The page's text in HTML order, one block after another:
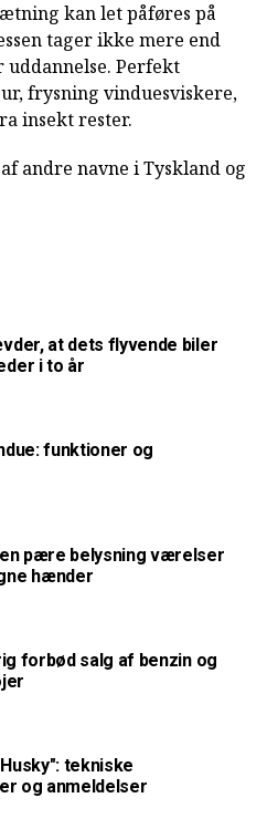
kan let påføres på
tager ikke mere end
uddannelse. Perfekt
frysning vinduesviskere,
insekt rester.
andre navne i Tyskland og
at dets flyvende biler
i to år
funktioner og
pære belysning værelser
hænder
forbød salg af benzin og
tekniske
og anmeldelser